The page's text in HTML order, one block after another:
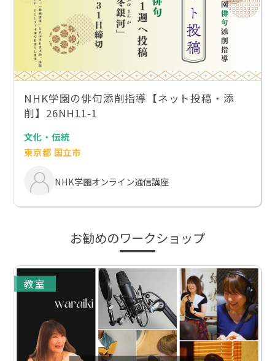
NHK学園の俳句添削指導【ネット投稿・添
削】26NH11-1
文化・伝統
東京都 国立市
NHK学園オンライン通信講座
お勧めのワークショップ
教室